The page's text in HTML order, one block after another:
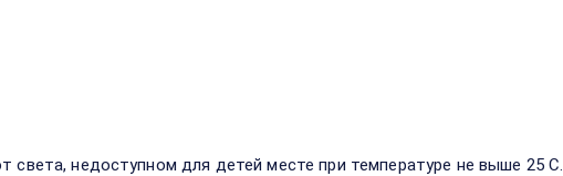
света, недоступном для детей месте при температуре не выше 25 С.